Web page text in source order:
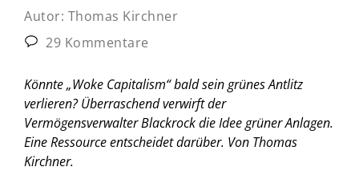
Autor: Thomas Kirchner
29 Kommentare
Könnte „Woke Capitalism“ bald sein grünes Antlitz
verlieren? Überraschend verwirft der
Vermögensverwalter Blackrock die Idee grüner Anlagen.
Eine Ressource entscheidet darüber. Von Thomas
Kirchner.